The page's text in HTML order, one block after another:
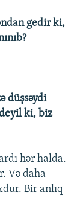
gedir ki,
düşsəydi
ki, biz
hər halda.
Və daha
Bir anlıq